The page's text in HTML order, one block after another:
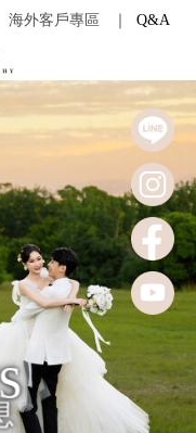
海外客戶專區 Q&A